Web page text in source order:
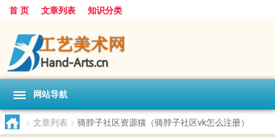
首 页 文章列表 知识分类
网站导航
> 文章列表 > 骑脖子社区资源猫（骑脖子社区vk怎么注册）